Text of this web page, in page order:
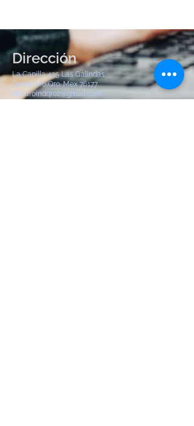
Dirección
La Capilla 435 Las Galindas
Querétaro,Qro. Mex 76177
electroindqro2@gmail.com